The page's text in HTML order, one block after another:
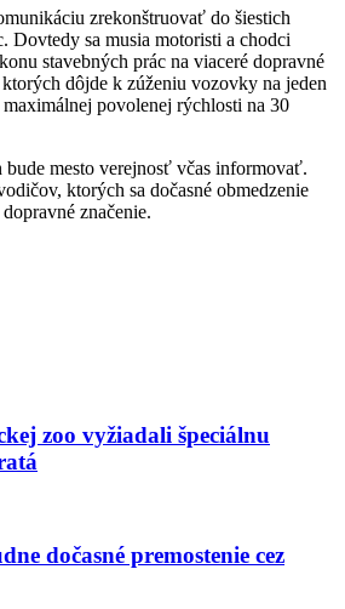
zrekonštruovať do šiestich
Dovtedy sa musia motoristi a chodci
stavebných prác na viaceré dopravné
dôjde k zúženiu vozovky na jeden
povolenej rýchlosti na 30
bude mesto verejnosť včas informovať.
ktorých sa dočasné obmedzenie
značenie.
zoo vyžiadali špeciálnu
dočasné premostenie cez